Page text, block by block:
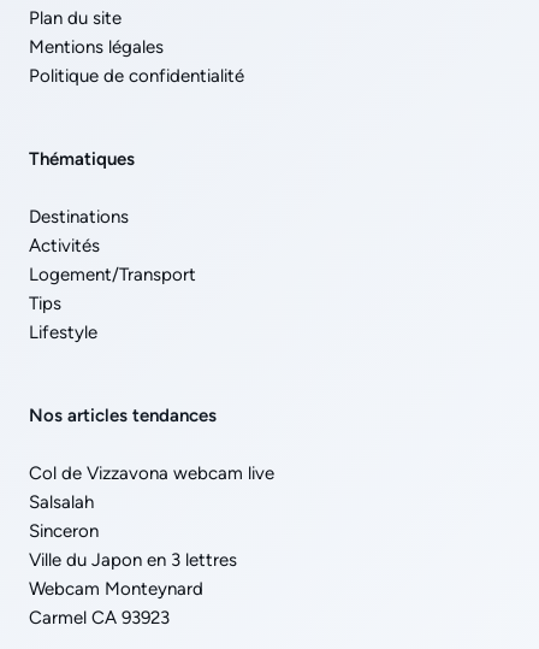
Plan du site
Mentions légales
Politique de confidentialité
Thématiques
Destinations
Activités
Logement/Transport
Tips
Lifestyle
Nos articles tendances
Col de Vizzavona webcam live
Salsalah
Sinceron
Ville du Japon en 3 lettres
Webcam Monteynard
Carmel CA 93923